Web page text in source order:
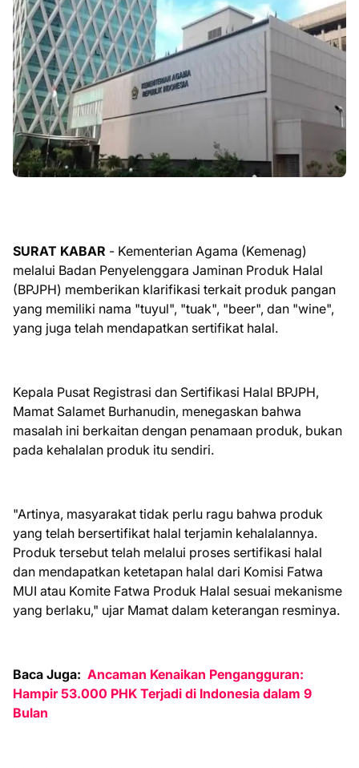
SURAT KABAR - Kementerian Agama (Kemenag)
melalui Badan Penyelenggara Jaminan Produk Halal
(BPJPH) memberikan klarifikasi terkait produk pangan
yang memiliki nama "tuyul", "tuak", "beer", dan "wine",
yang juga telah mendapatkan sertifikat halal.
Kepala Pusat Registrasi dan Sertifikasi Halal BPJPH,
Mamat Salamet Burhanudin, menegaskan bahwa
masalah ini berkaitan dengan penamaan produk, bukan
pada kehalalan produk itu sendiri.
"Artinya, masyarakat tidak perlu ragu bahwa produk
yang telah bersertifikat halal terjamin kehalalannya.
Produk tersebut telah melalui proses sertifikasi halal
dan mendapatkan ketetapan halal dari Komisi Fatwa
MUI atau Komite Fatwa Produk Halal sesuai mekanisme
yang berlaku," ujar Mamat dalam keterangan resminya.
Baca Juga: Ancaman Kenaikan Pengangguran:
Hampir 53.000 PHK Terjadi di Indonesia dalam 9
Bulan